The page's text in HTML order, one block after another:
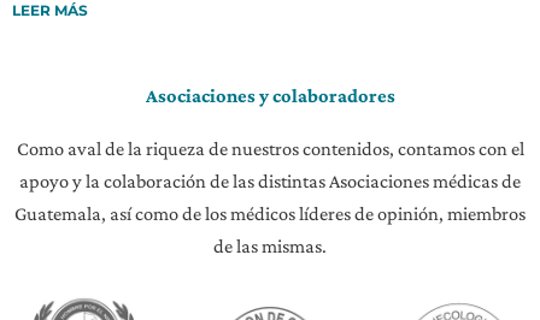
LEER MÁS
Asociaciones y colaboradores
Como aval de la riqueza de nuestros contenidos, contamos con el
apoyo y la colaboración de las distintas Asociaciones médicas de
Guatemala, así como de los médicos líderes de opinión, miembros
de las mismas.